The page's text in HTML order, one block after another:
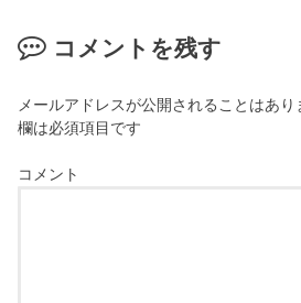
コメントを残す
メールアドレスが公開されることはあり
欄は必須項目です
コメント